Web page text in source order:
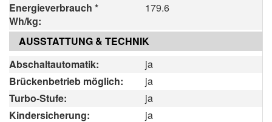
Energieverbrauch *
Wh/kg:
179.6
AUSSTATTUNG & TECHNIK
Abschaltautomatik:
ja
Brückenbetrieb möglich:
ja
Turbo-Stufe:
ja
Kindersicherung:
ja